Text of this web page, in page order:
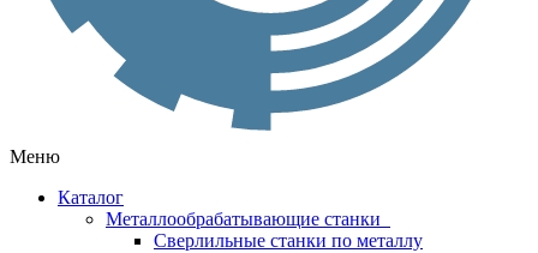
Меню
Каталог
Металлообрабатывающие станки
Сверлильные станки по металлу